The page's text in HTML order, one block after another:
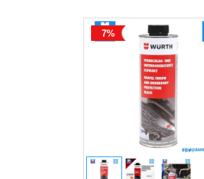
7%